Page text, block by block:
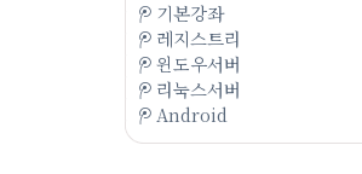
기본강좌
레지스트리
윈도우서버
리눅스서버
Android